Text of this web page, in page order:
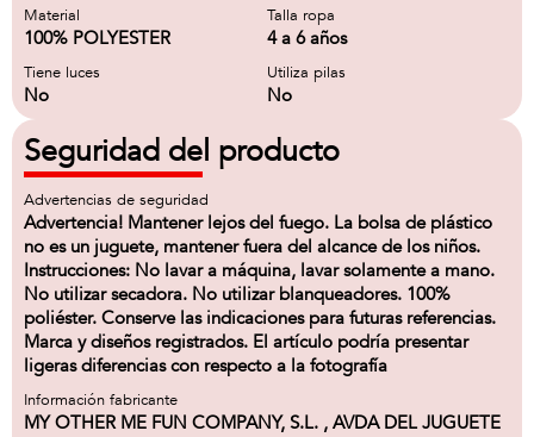
Material
100% POLYESTER
Talla ropa
4 a 6 años
Tiene luces
No
Utiliza pilas
No
Seguridad del producto
Advertencias de seguridad
Advertencia! Mantener lejos del fuego. La bolsa de plástico
no es un juguete, mantener fuera del alcance de los niños.
Instrucciones: No lavar a máquina, lavar solamente a mano.
No utilizar secadora. No utilizar blanqueadores. 100%
poliéster. Conserve las indicaciones para futuras referencias.
Marca y diseños registrados. El artículo podría presentar
ligeras diferencias con respecto a la fotografía
Información fabricante
MY OTHER ME FUN COMPANY, S.L. , AVDA DEL JUGUETE